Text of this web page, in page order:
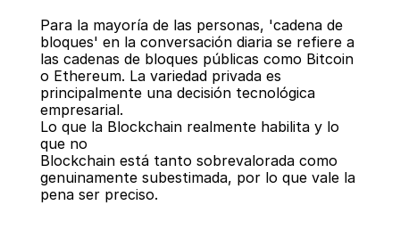
Para la mayoría de las personas, 'cadena de
bloques' en la conversación diaria se refiere a
las cadenas de bloques públicas como Bitcoin
o Ethereum. La variedad privada es
principalmente una decisión tecnológica
empresarial.
Lo que la Blockchain realmente habilita y lo
que no
Blockchain está tanto sobrevalorada como
genuinamente subestimada, por lo que vale la
pena ser preciso.